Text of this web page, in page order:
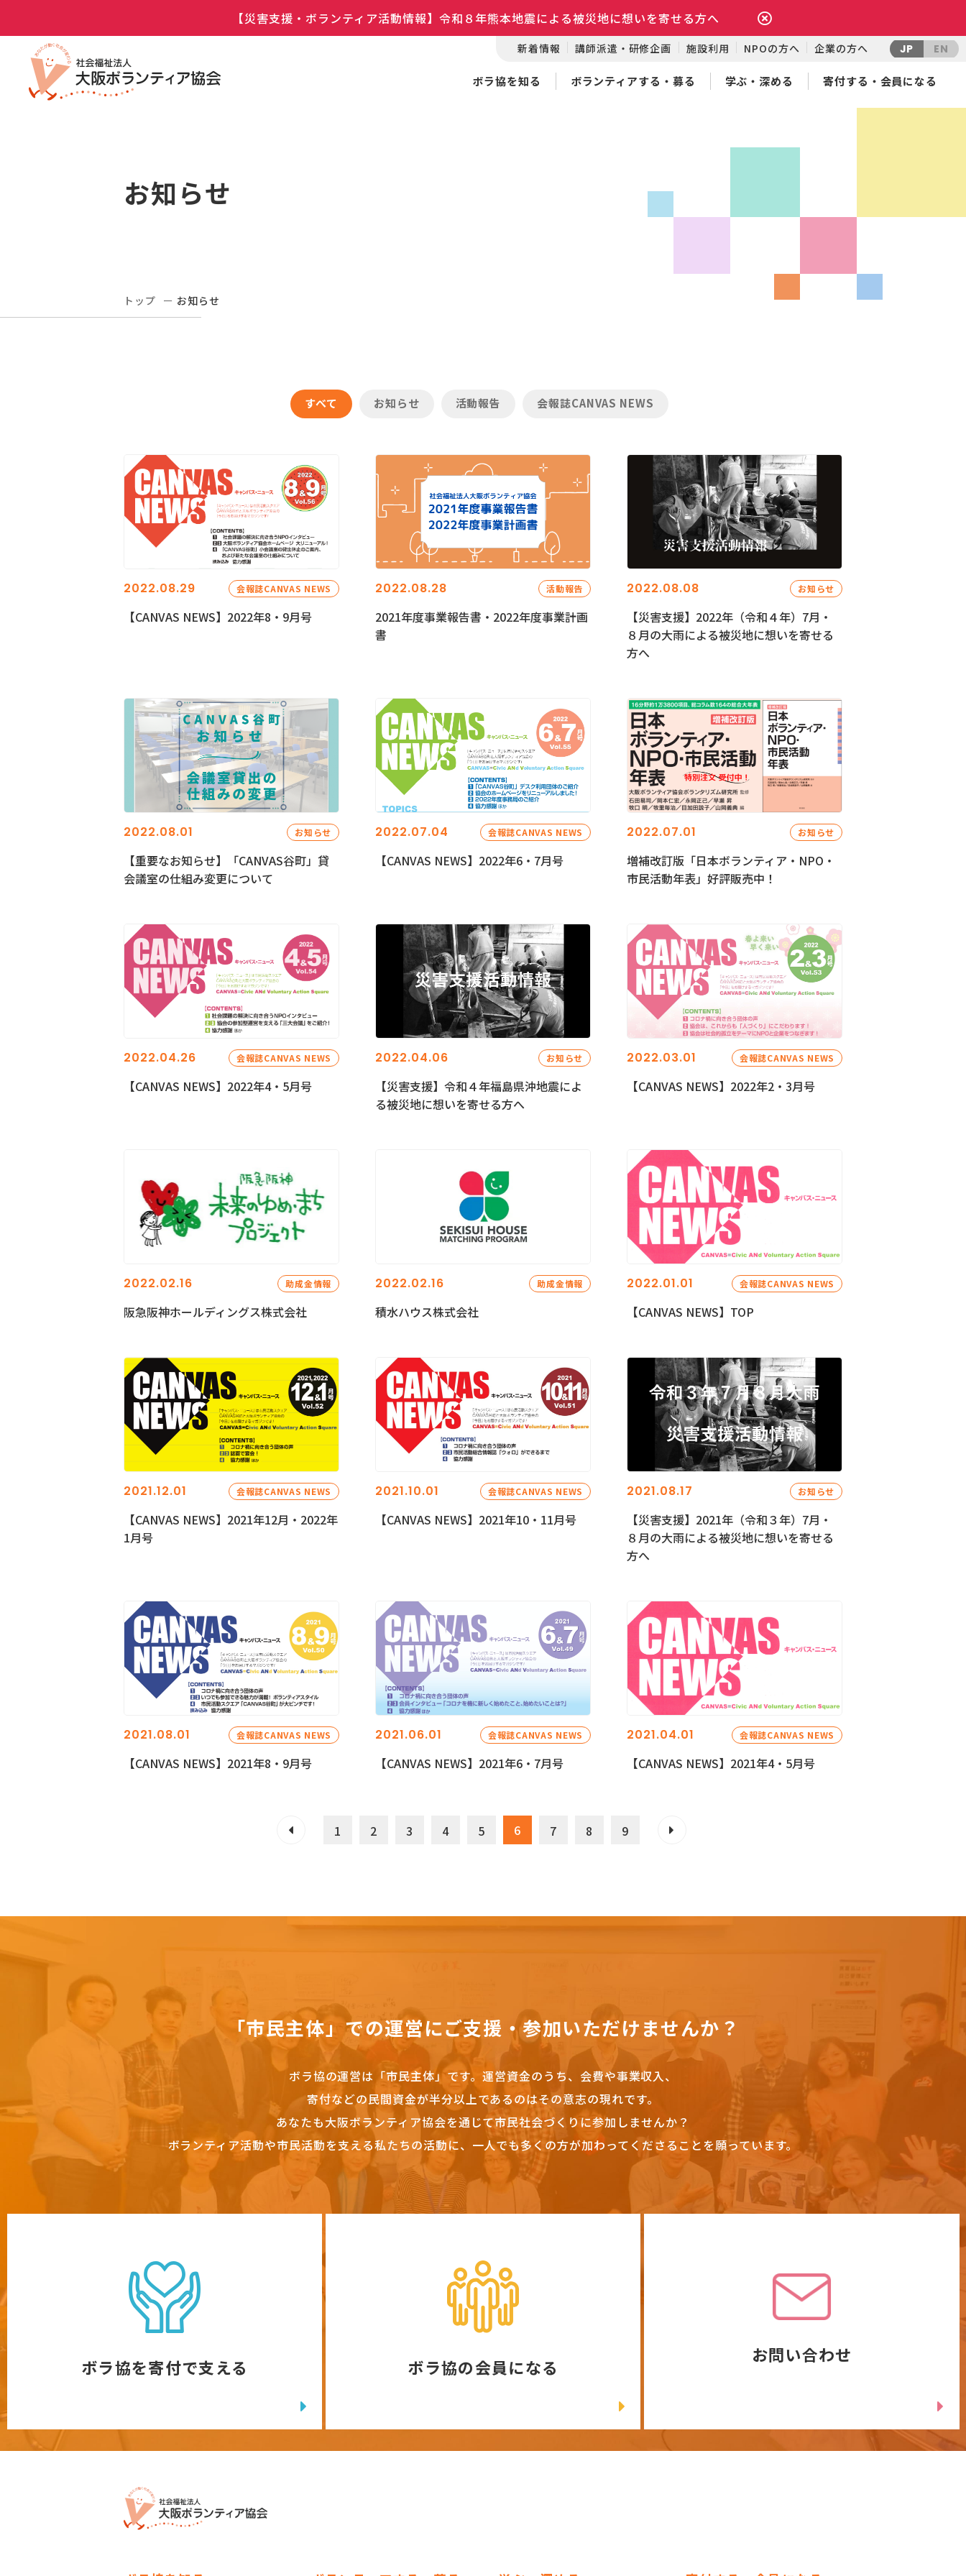
【災害支援・ボランティア活動情報】令和８年熊本地震による被災地に想いを寄せる方へ
新着情報 講師派遣・研修企画 施設利用 NPOの方へ 企業の方へ JP EN
ボラ協を知る ボランティアする・募る 学ぶ・深める 寄付する・会員になる
お知らせ
トップ お知らせ
すべて お知らせ 活動報告 会報誌CANVAS NEWS
2022.08.29 会報誌CANVAS NEWS
【CANVAS NEWS】2022年8・9月号
2022.08.28 活動報告
2021年度事業報告書・2022年度事業計画
書
2022.08.08 お知らせ
【災害支援】2022年（令和４年）7月・
８月の大雨による被災地に想いを寄せる
方へ
2022.08.01 お知らせ
【重要なお知らせ】「CANVAS谷町」貸
会議室の仕組み変更について
2022.07.04 会報誌CANVAS NEWS
【CANVAS NEWS】2022年6・7月号
2022.07.01 お知らせ
増補改訂版「日本ボランティア・NPO・
市民活動年表」好評販売中！
2022.04.26 会報誌CANVAS NEWS
【CANVAS NEWS】2022年4・5月号
2022.04.06 お知らせ
【災害支援】令和４年福島県沖地震によ
る被災地に想いを寄せる方へ
2022.03.01 会報誌CANVAS NEWS
【CANVAS NEWS】2022年2・3月号
2022.02.16 助成金情報
阪急阪神ホールディングス株式会社
2022.02.16 助成金情報
積水ハウス株式会社
2022.01.01 会報誌CANVAS NEWS
【CANVAS NEWS】TOP
2021.12.01 会報誌CANVAS NEWS
【CANVAS NEWS】2021年12月・2022年
1月号
2021.10.01 会報誌CANVAS NEWS
【CANVAS NEWS】2021年10・11月号
2021.08.17 お知らせ
【災害支援】2021年（令和３年）7月・
８月の大雨による被災地に想いを寄せる
方へ
2021.08.01 会報誌CANVAS NEWS
【CANVAS NEWS】2021年8・9月号
2021.06.01 会報誌CANVAS NEWS
【CANVAS NEWS】2021年6・7月号
2021.04.01 会報誌CANVAS NEWS
【CANVAS NEWS】2021年4・5月号
1 2 3 4 5 6 7 8 9
「市民主体」での運営にご支援・参加いただけませんか？
ボラ協の運営は「市民主体」です。 運営資金のうち、会費や事業収入、
寄付などの民間資金が半分以上であるのはその意志の現れです。
あなたも大阪ボランティア協会を通じて市民社会づくりに参加しませんか？
ボランティア活動や市民活動を支える私たちの活動に、一人でも多くの方が加わってくださることを願っています。
ボラ協を寄付で支える ボラ協の会員になる
お問い合わせ